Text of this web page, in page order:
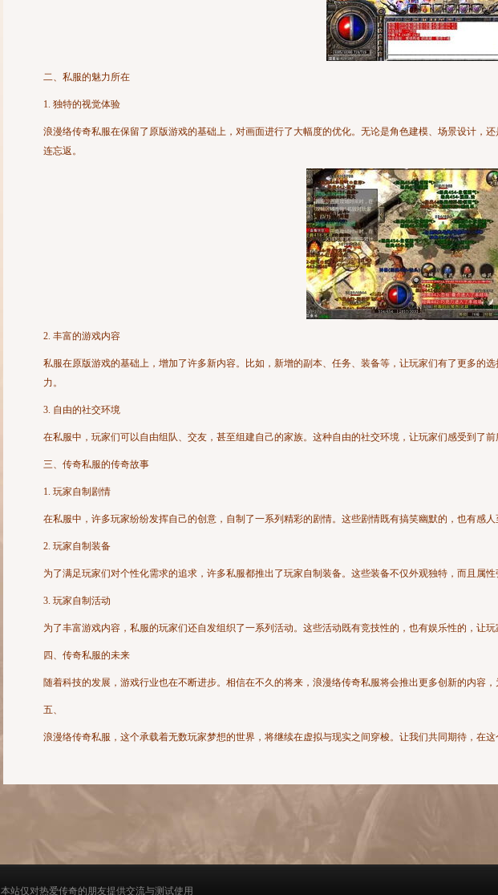
二、私服的魅力所在
1. 独特的视觉体验
浪漫络传奇私服在保留了原版游戏的基础上，对画面进行了大幅度的优化。无论是角色建模、场景设计，
连忘返。
2. 丰富的游戏内容
私服在原版游戏的基础上，增加了许多新内容。比如，新增的副本、任务、装备等，让玩家们有了更多的
力。
3. 自由的社交环境
在私服中，玩家们可以自由组队、交友，甚至组建自己的家族。这种自由的社交环境，让玩家们感受到了
三、传奇私服的传奇故事
1. 玩家自制剧情
在私服中，许多玩家纷纷发挥自己的创意，自制了一系列精彩的剧情。这些剧情既有搞笑幽默的，也有感人
2. 玩家自制装备
为了满足玩家们对个性化需求的追求，许多私服都推出了玩家自制装备。这些装备不仅外观独特，而且属性
3. 玩家自制活动
为了丰富游戏内容，私服的玩家们还自发组织了一系列活动。这些活动既有竞技性的，也有娱乐性的，让玩
四、传奇私服的未来
随着科技的发展，游戏行业也在不断进步。相信在不久的将来，浪漫络传奇私服将会推出更多创新的内容，
五、
浪漫络传奇私服，这个承载着无数玩家梦想的世界，将继续在虚拟与现实之间穿梭。让我们共同期待，在这
本站仅对热爱传奇的朋友提供交流与测试使用